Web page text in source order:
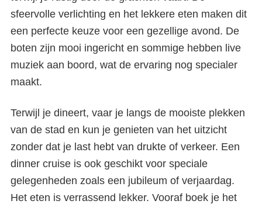
Rondvaart in Amsterdam over
de grachten
sfeervolle verlichting en het lekkere eten maken dit
een perfecte keuze voor een gezellige avond. De
boten zijn mooi ingericht en sommige hebben live
muziek aan boord, wat de ervaring nog specialer
maakt.
Terwijl je dineert, vaar je langs de mooiste plekken
van de stad en kun je genieten van het uitzicht
zonder dat je last hebt van drukte of verkeer. Een
dinner cruise is ook geschikt voor speciale
gelegenheden zoals een jubileum of verjaardag.
Het eten is verrassend lekker. Vooraf boek je het